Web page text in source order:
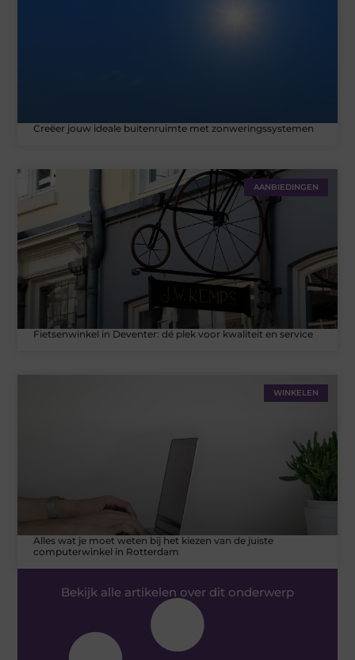
Creëer jouw ideale buitenruimte met zonweringssystemen
AANBIEDINGEN
Fietsenwinkel in Deventer: dé plek voor kwaliteit en service
WINKELEN
Alles wat je moet weten bij het kiezen van de juiste
computerwinkel in Rotterdam
Bekijk alle artikelen over dit onderwerp